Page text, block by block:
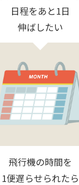
日程をあと1日
伸ばしたい
飛行機の時間を
1便遅らせられたら